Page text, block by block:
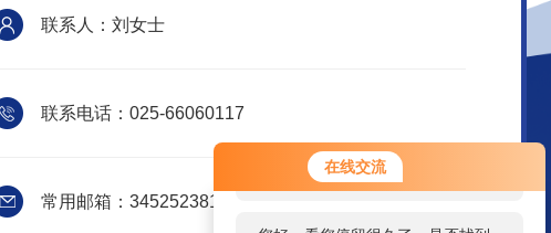
在线交流
您好！欢迎前来咨询，很高兴为您
服务，请问您要咨询什么问题呢？
联系人：刘女士
联系电话：025-66060117
常用邮箱：3452523816@qq.com